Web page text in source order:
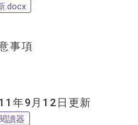
.docx
事項
年9月12日更新
讀器